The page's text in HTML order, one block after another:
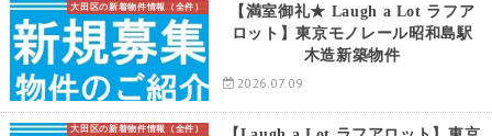
大田区の新着物件情報（全件）
【満室御礼★ Laugh a Lot ラフア
ロット】東京モノレール昭和島駅
木造新築物件
2026.07.09
大田区の新着物件情報（全件）